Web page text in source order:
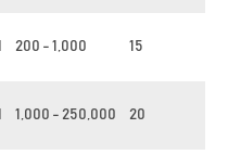
200 - 1,000 15
1,000 - 250,000 20